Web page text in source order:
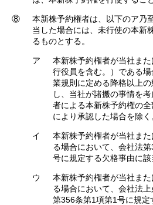
⑧
本新株予約権者は、以下のア乃
当した場合には、未行使の本新
るものとする。
ア
本新株予約権者が当社ま
行役員を含む。）である
業規則に定める降格以上
し、当社が諸搬の事情を
者による本新株予約権の
により承認した場合を除く
イ
本新株予約権者が当社ま
る場合において、会社法
号に規定する欠格事由に
ウ
本新株予約権者が当社ま
る場合において、会社法
第356条第1項第1号に規